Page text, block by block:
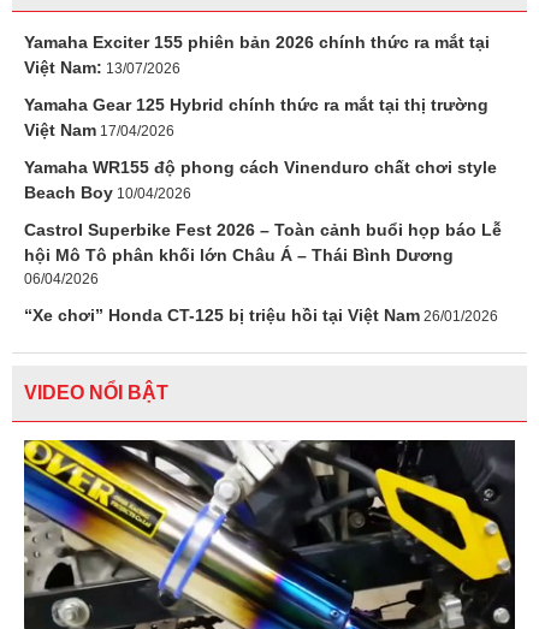
Yamaha Exciter 155 phiên bản 2026 chính thức ra mắt tại
Việt Nam: 13/07/2026
Yamaha Gear 125 Hybrid chính thức ra mắt tại thị trường
Việt Nam 17/04/2026
Yamaha WR155 độ phong cách Vinenduro chất chơi style
Beach Boy 10/04/2026
Castrol Superbike Fest 2026 – Toàn cảnh buổi họp báo Lễ
hội Mô Tô phân khối lớn Châu Á – Thái Bình Dương
06/04/2026
“Xe chơi” Honda CT-125 bị triệu hồi tại Việt Nam 26/01/2026
VIDEO NỔI BẬT